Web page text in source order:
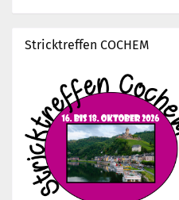
Stricktreffen COCHEM